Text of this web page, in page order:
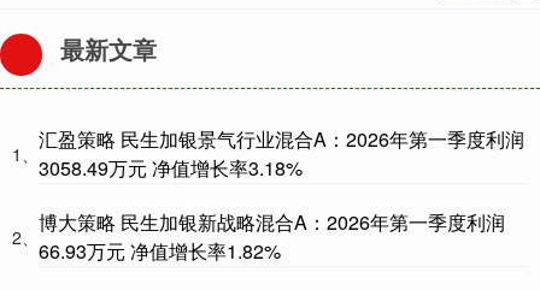
最新文章
1、
汇盈策略 民生加银景气行业混合A：2026年第一季度利润
3058.49万元 净值增长率3.18%
2、
博大策略 民生加银新战略混合A：2026年第一季度利润
66.93万元 净值增长率1.82%